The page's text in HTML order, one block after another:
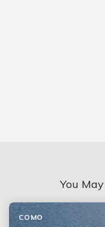
You
COMO